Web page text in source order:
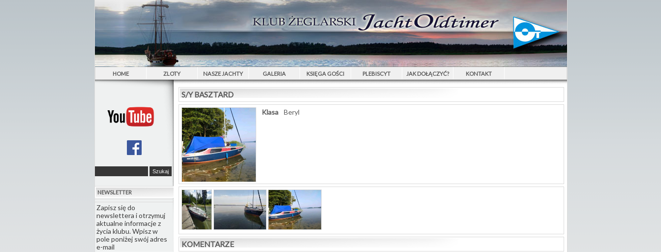
HOME ZLOTY NASZE JACHTY GALERIA KSIĘGA GOŚCI PLEBISCYT JAK DOŁĄCZYĆ? KONTAKT
NEWSLETTER
Zapisz się do
newslettera i otrzymuj
aktualne informacje z
życia klubu. Wpisz w
pole poniżej swój adres
e-mail
S/Y BASZTARD
Klasa Beryl
KOMENTARZE